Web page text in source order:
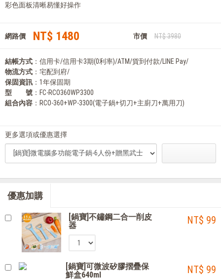
彩色面板清晰易懂好操作
網路價 NT$ 1480 市價 NT$ 3980
結帳方式 ：信用卡/信用卡3期(0利率)/ATM/貨到付款/LINE Pay/
物流方式 ：宅配到府/
保固資訊 ：1年保固期
型 號 ：FC-RCO360WP3300
組合內容 ：RCO-360+WP-3300(電子鍋+切刀+主廚刀+萬用刀)
更多選項或優惠選擇
優惠加購
[鍋寶]不鏽鋼二合一削皮
器
NT$ 99
[鍋寶]可微波矽膠摺疊保
鮮盒640ml
NT$ 99